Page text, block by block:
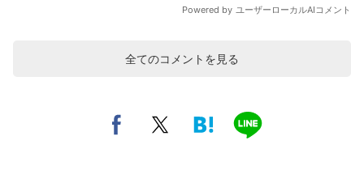
全てのコメントを見る